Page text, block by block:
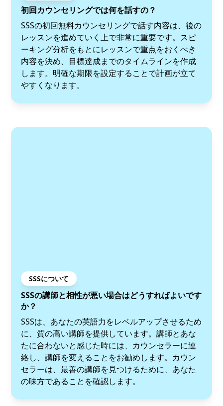
初回カウンセリングでは何を話すの？
SSSの初回無料カウンセリングで話す内容は、後の
レッスンを進めていく上で非常に重要です。スピ
ーキング分析をもとにレッスンで重点をおくべき
内容を決め、目標達成までのタイムラインを作成
します。明確な期限を設定することで計画が立て
やすくなります。
SSSについて
SSSの講師と相性が悪い場合はどうすればよいです
か？
SSSは、あなたの英語力をレベルアップさせるため
に、質の高い講師を提供しています。講師とあな
たに合わないと感じた時には、カウンセラーに連
絡し、講師を変えることをお勧めします。カウン
セラーは、最善の講師を見つけるために、あなた
の味方であることを確認します。